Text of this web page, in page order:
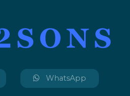
WhatsApp